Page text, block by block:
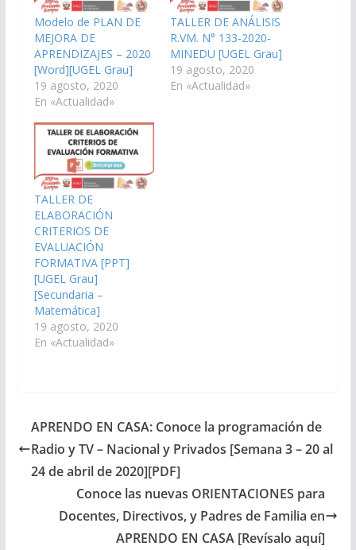
Modelo de PLAN DE
MEJORA DE
APRENDIZAJES – 2020
[Word][UGEL Grau]
19 agosto, 2020
En «Actualidad»
TALLER DE ANÁLISIS
R.VM. N° 133-2020-
MINEDU [UGEL Grau]
19 agosto, 2020
En «Actualidad»
TALLER DE
ELABORACIÓN
CRITERIOS DE
EVALUACIÓN
FORMATIVA [PPT]
[UGEL Grau]
[Secundaria –
Matemática]
19 agosto, 2020
En «Actualidad»
APRENDO EN CASA: Conoce la programación de
Radio y TV – Nacional y Privados [Semana 3 – 20 al
24 de abril de 2020][PDF]
Conoce las nuevas ORIENTACIONES para
Docentes, Directivos, y Padres de Familia en
APRENDO EN CASA [Revísalo aquí]